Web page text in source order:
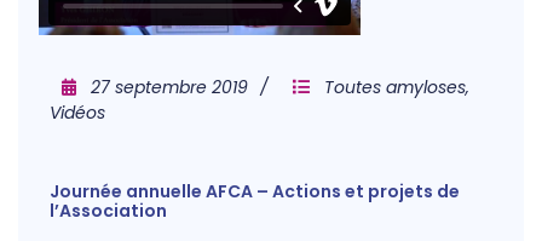
27 septembre 2019 Toutes amyloses,
Vidéos
Journée annuelle AFCA – Actions et projets de
l’Association